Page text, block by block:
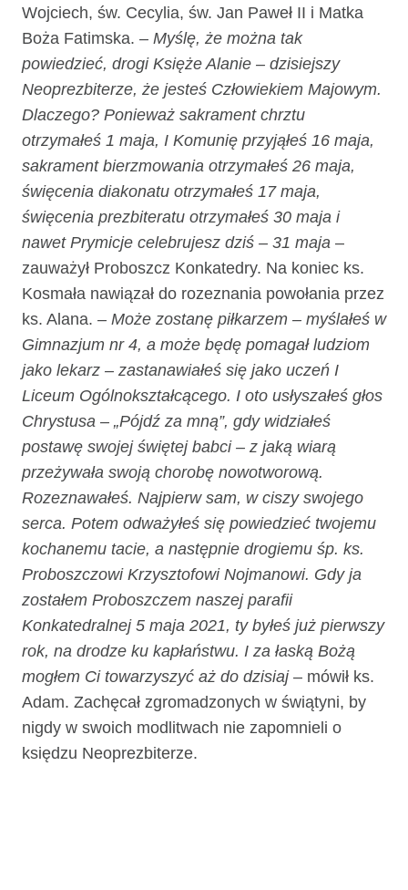
Wojciech, św. Cecylia, św. Jan Paweł II i Matka
Boża Fatimska. – Myślę, że można tak
powiedzieć, drogi Księże Alanie – dzisiejszy
Neoprezbiterze, że jesteś Człowiekiem Majowym.
Dlaczego? Ponieważ sakrament chrztu
otrzymałeś 1 maja, I Komunię przyjąłeś 16 maja,
sakrament bierzmowania otrzymałeś 26 maja,
święcenia diakonatu otrzymałeś 17 maja,
święcenia prezbiteratu otrzymałeś 30 maja i
nawet Prymicje celebrujesz dziś – 31 maja –
zauważył Proboszcz Konkatedry. Na koniec ks.
Kosmała nawiązał do rozeznania powołania przez
ks. Alana. – Może zostanę piłkarzem – myślałeś w
Gimnazjum nr 4, a może będę pomagał ludziom
jako lekarz – zastanawiałeś się jako uczeń I
Liceum Ogólnokształcącego. I oto usłyszałeś głos
Chrystusa – „Pójdź za mną”, gdy widziałeś
postawę swojej świętej babci – z jaką wiarą
przeżywała swoją chorobę nowotworową.
Rozeznawałeś. Najpierw sam, w ciszy swojego
serca. Potem odważyłeś się powiedzieć twojemu
kochanemu tacie, a następnie drogiemu śp. ks.
Proboszczowi Krzysztofowi Nojmanowi. Gdy ja
zostałem Proboszczem naszej parafii
Konkatedralnej 5 maja 2021, ty byłeś już pierwszy
rok, na drodze ku kapłaństwu. I za łaską Bożą
mogłem Ci towarzyszyć aż do dzisiaj – mówił ks.
Adam. Zachęcał zgromadzonych w świątyni, by
nigdy w swoich modlitwach nie zapomnieli o
księdzu Neoprezbiterze.